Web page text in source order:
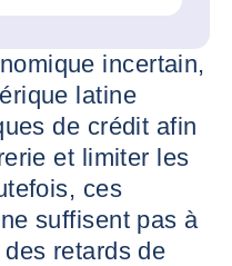
incertain,
latine
de crédit afin
et limiter les
ces
suffisent pas à
retards de